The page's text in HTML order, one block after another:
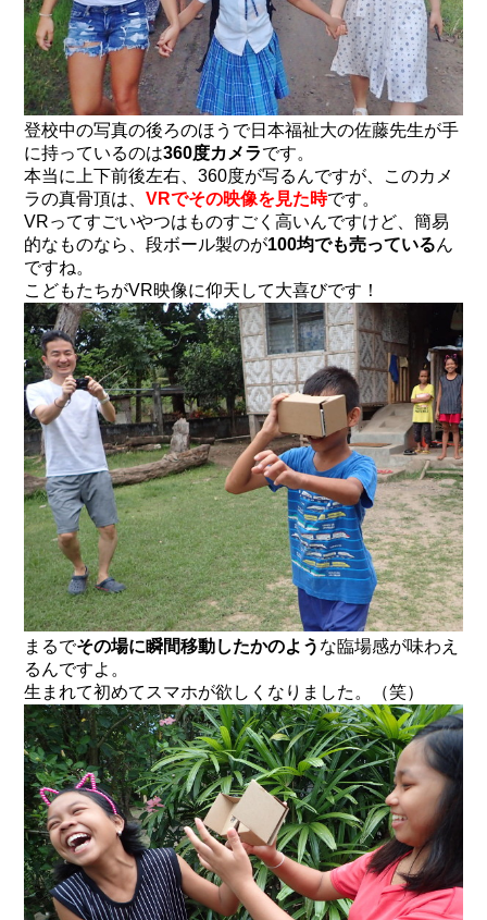
登校中の写真の後ろのほうで日本福祉大の佐藤先生が手
に持っているのは360度カメラです。
本当に上下前後左右、360度が写るんですが、このカメ
ラの真骨頂は、VRでその映像を見た時です。
VRってすごいやつはものすごく高いんですけど、簡易
的なものなら、段ボール製のが100均でも売っているん
ですね。
こどもたちがVR映像に仰天して大喜びです！
まるでその場に瞬間移動したかのよう な臨場感が味わえ
るんですよ。
生まれて初めてスマホが欲しくなりました。（笑）